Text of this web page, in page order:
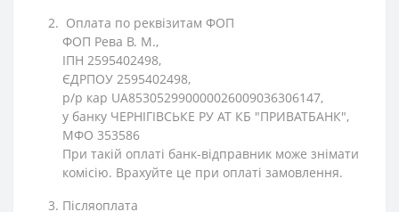
Оплата по реквізитам ФОП
ФОП Рева В. М.,
ІПН 2595402498,
ЄДРПОУ 2595402498,
р/р кар UA853052990000026009036306147,
у банку ЧЕРНІГІВСЬКЕ РУ АТ КБ "ПРИВАТБАНК",
МФО 353586
При такій оплаті банк-відправник може знімати
комісію. Врахуйте це при оплаті замовлення.
Післяоплата